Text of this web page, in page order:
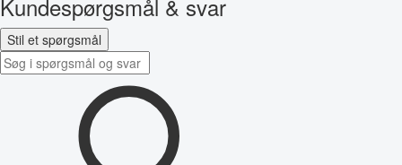
Kundespørgsmål & svar
Stil et spørgsmål